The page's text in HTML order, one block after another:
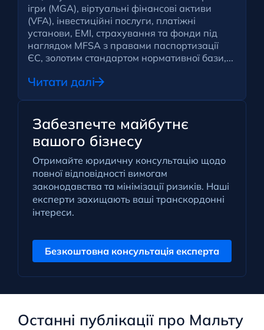
ігри (MGA), віртуальні фінансові активи
(VFA), інвестиційні послуги, платіжні
установи, EMI, страхування та фонди під
наглядом MFSA з правами паспортизації
ЄС, золотим стандартом нормативної бази,...
Читати далі
Забезпечте майбутнє
вашого бізнесу
Отримайте юридичну консультацію щодо
повної відповідності вимогам
законодавства та мінімізації ризиків. Наші
експерти захищають ваші транскордонні
інтереси.
Безкоштовна консультація експерта
Останні публікації про Мальту